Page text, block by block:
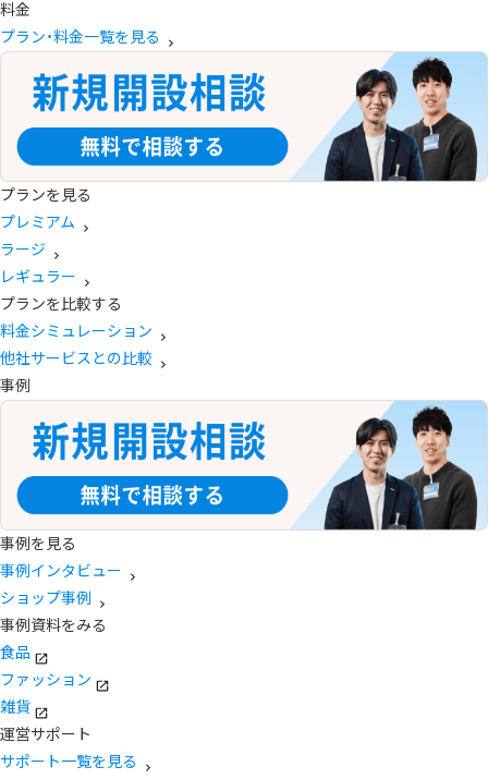
料金
プラン・料金一覧を見る
プランを見る
プレミアム
ラージ
レギュラー
プランを比較する
料金シミュレーション
他社サービスとの比較
事例
事例を見る
事例インタビュー
ショップ事例
事例資料をみる
食品
ファッション
雑貨
運営サポート
サポート一覧を見る